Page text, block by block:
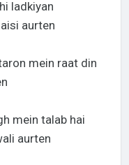
ladkiyan
aurten
mein raat din
mein talab hai
aurten